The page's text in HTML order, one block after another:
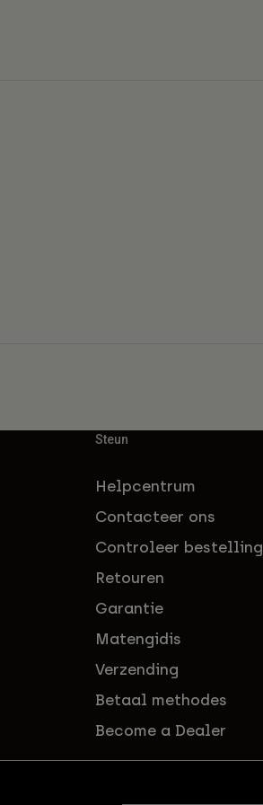
Steun
Helpcentrum
Contacteer ons
Controleer bestelling
Retouren
Garantie
Matengidis
Verzending
Betaal methodes
Become a Dealer